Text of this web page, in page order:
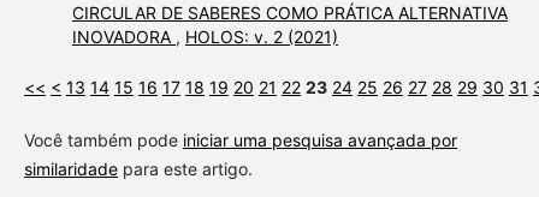
CIRCULAR DE SABERES COMO PRÁTICA ALTERNATIVA
INOVADORA , HOLOS: v. 2 (2021)
<< < 13 14 15 16 17 18 19 20 21 22 23 24 25 26 27 28 29 30 31
Você também pode iniciar uma pesquisa avançada por
similaridadepara este artigo.